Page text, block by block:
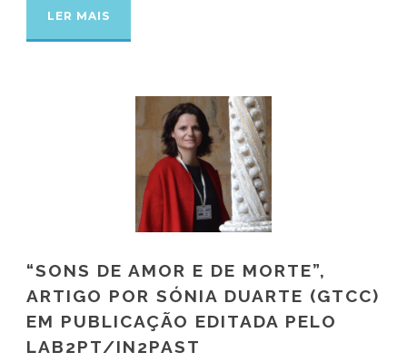
LER MAIS
“SONS DE AMOR E DE MORTE”,
ARTIGO POR SÓNIA DUARTE (GTCC)
EM PUBLICAÇÃO EDITADA PELO
LAB2PT/IN2PAST